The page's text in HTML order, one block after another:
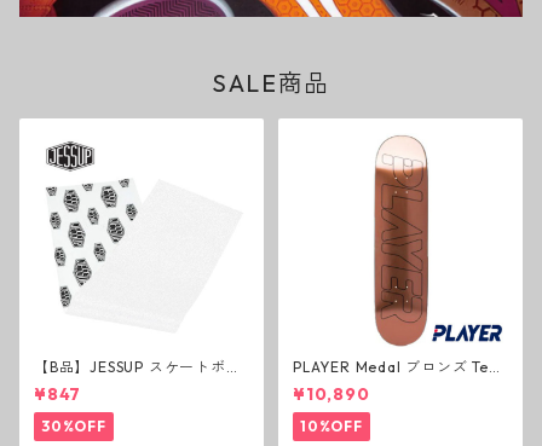
SALE商品
【B品】JESSUP スケートボー
ド グリップテープ ウルトラグ
リップ ホワイト デッキテープ
ジェスアップ ジェサップ
¥847
30%OFF
PLAYER Medal ブロンズ Tea
m Deck P3 スケートボードデ
ッキ プレイヤー メダル
¥10,890
10%OFF